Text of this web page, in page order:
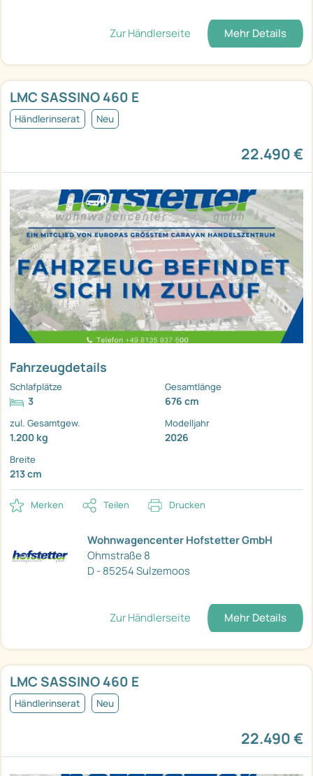
Zur Händlerseite Mehr Details
LMC SASSINO 460 E
Händlerinserat Neu
22.490 €
Fahrzeugdetails
Schlafplätze
3
Gesamtlänge
676 cm
zul. Gesamtgew.
1.200 kg
Modelljahr
2026
Breite
213 cm
Merken Teilen Drucken
Wohnwagencenter Hofstetter GmbH
Ohmstraße 8
D - 85254 Sulzemoos
Zur Händlerseite Mehr Details
LMC SASSINO 460 E
Händlerinserat Neu
22.490 €